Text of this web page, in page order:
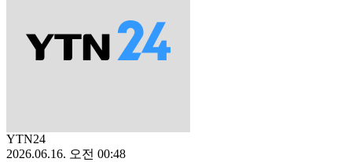
YTN24
2026.06.16. 오전 00:48